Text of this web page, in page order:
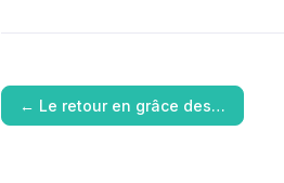
← Le retour en grâce des…